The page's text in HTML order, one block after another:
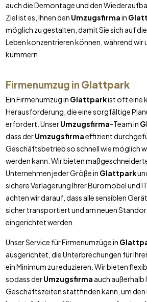
auch die Demontage und den
Ziel ist es, Ihnen den Umzugsfirmain
möglich zu gestalten, damit Sie sich auf
Leben konzentrieren können, während wir
kümmern.
Firmenumzug in Glattpark
Ein Firmenumzug in Glattparkist oft eine
Herausforderung, die eine sorgfältige
erfordert. UnserUmzugsfirma-Team in
dass derUmzugsfirmaeffizient
Geschäftsbetrieb so schnell wie möglich
werden kann. Wir bieten
Unternehmen jeder Größe in Glattpark
sichere Verlagerung Ihrer Büromöbel und
achten wir darauf, dass alle sensiblen
sicher transportiert und am neuen
eingerichtet werden.
Unser Service für Firmenumzüge in
ausgerichtet, die Unterbrechungen für
ein Minimum zu reduzieren. Wir bieten
sodass derUmzugsfirma auch außerhalb
Geschäftszeiten stattfinden kann, um den